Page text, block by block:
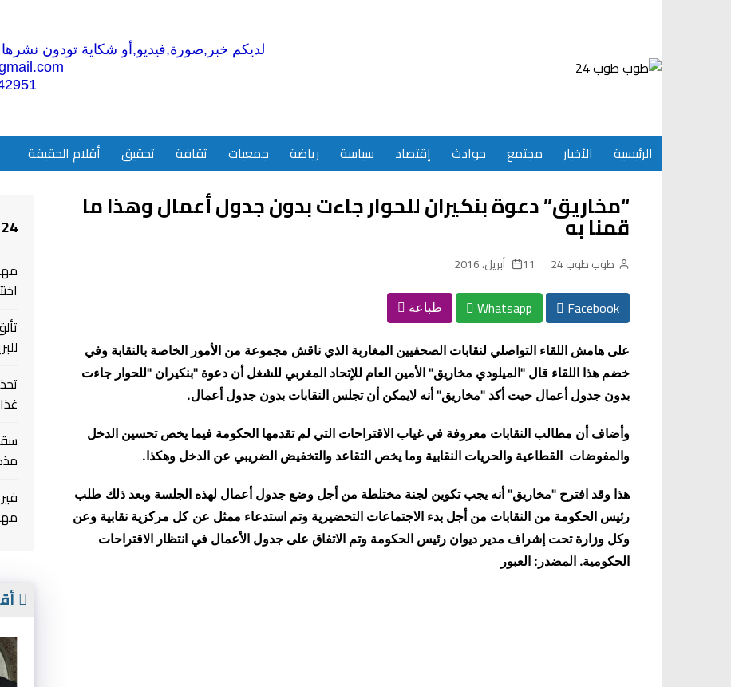
لديكم خبر,صورة,فيديو,أو شكاية تودون نشرها
الرئيسية الأخبار مجتمع حوادث إقتصاد سياسة رياضة جمعيات ثقافة تحقيق أقلام الحقيقة
“مخاريق” دعوة بنكيران للحوار جاءت بدون جدول أعمال وهذا ما
قمنا به
طوب طوب 24 11 أبريل، 2016
Facebook
Whatsapp طباعة
على هامش اللقاء التواصلي لنقابات الصحفيين المغاربة الذي ناقش مجموعة من الأمور الخاصة بالنقابة وفي
خضم هذا اللقاء قال "الميلودي مخاريق" الأمين العام للإتحاد المغربي للشغل أن دعوة "بنكيران "للحوار جاءت
بدون جدول أعمال حيت أكد "مخاريق" أنه لايمكن أن تجلس النقابات بدون جدول أعمال.
وأضاف أن مطالب النقابات معروفة في غياب الاقتراحات التي لم تقدمها الحكومة فيما يخص تحسين الدخل
والمفوضات القطاعية والحريات النقابية وما يخص التقاعد والتخفيض الضريبي عن الدخل وهكذا.
هذا وقد افترح "مخاريق" أنه يجب تكوين لجنة مختلطة من أجل وضع جدول أعمال لهذه الجلسة وبعد ذلك طلب
رئيس الحكومة من النقابات من أجل بدء الاجتماعات التحضيرية وتم استدعاء ممثل عن كل مركزية نقابية وعن
وكل وزارة تحت إشراف مدير ديوان رئيس الحكومة وتم الاتفاق على جدول الأعمال في انتظار الاقتراحات
الحكومية. المضدر: العبور
24 ساعة